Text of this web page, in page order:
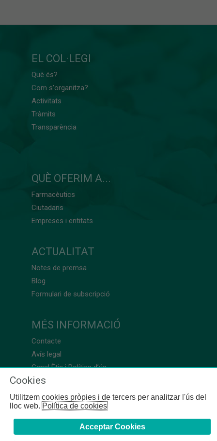
EL COL·LEGI
Què és?
Com s'organitza?
Activitats
Tràmits
Transparència
QUÈ OFERIM A...
Farmacèutics
Ciutadans
Empreses i entitats
ACTUALITAT
Notes de premsa
Blog
Formulari de subscripció
MÉS INFORMACIÓ
Contacte
Avís legal
Canal Ètic i Política d’ús
Cookies
Utilitzem cookies pròpies i de tercers per analitzar l'ús del
lloc web.Política de cookies
Acceptar Cookies